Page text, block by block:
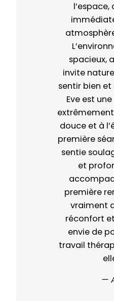
l’espace,
spacieux,
invite
sentir bien
Eve est
douce et à
première
sentie
et
première
vraiment
réconfort
envie de
travail
—